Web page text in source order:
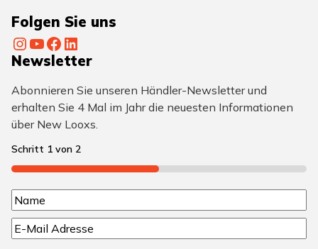
Folgen Sie uns
InstagramYouTube Facebook LinkedIn
Newsletter
Abonnieren Sie unseren Händler-Newsletter und
erhalten Sie 4 Mal im Jahr die neuesten Informationen
über New Looxs.
Schritt 1 von 2
50%
N
a
N
a
E
-